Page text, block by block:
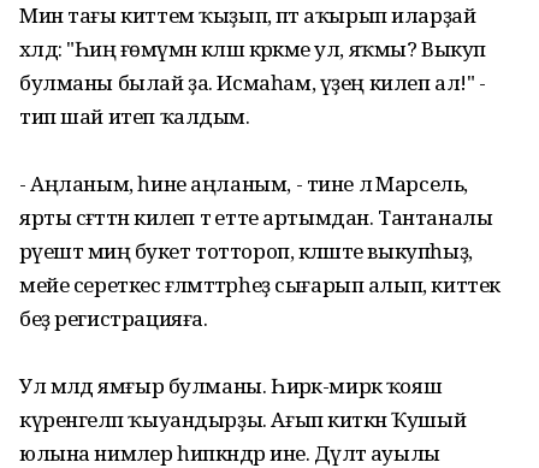
Мин тағы киттем ҡыҙып, әпәт аҡырып иларҙай
хәлдә: "Һиңә ғөмүмән кәләш кәрәкме ул, яҡмы? Выкуп
булманы былай ҙа. Исмаһам, үҙең килеп ал!" -
тип шай итеп ҡалдым.
- Аңланым, һине аңланым, - тине лә Марсель,
ярты сәғәттән килеп тә етте артымдан. Тантаналы
рәүештә миңә букет тоттороп, кәләште выкупһыҙ,
мейе сереткес ғәләмәттәрһеҙ сығарып алып, киттек
беҙ регистрацияға.
Ул мәлдә ямғыр булманы. Һирәк-мирәк ҡояш
күренгеләп ҡыуандырҙы. Ағып киткән Ҡушый
юлына нимәлер һипкәндәр ине. Дәүләт ауылы